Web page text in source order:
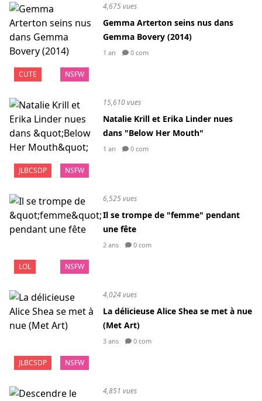
CUTE NSFW
4,675 vues
Gemma Arterton seins nus dans
Gemma Bovery (2014)
1 an 0 com
JLBCSDP NSFW
15,610 vues
Natalie Krill et Erika Linder nues
dans "Below Her Mouth"
1 an 0 com
LOL NSFW
6,525 vues
Il se trompe de "femme" pendant
une fête
2 ans 0 com
JLBCSDP NSFW
4,024 vues
La délicieuse Alice Shea se met à nue
(Met Art)
3 ans 0 com
4,851 vues